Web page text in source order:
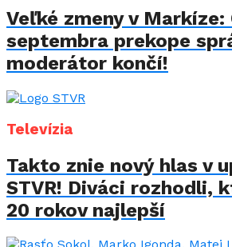
Veľké zmeny v Markíze:
septembra prekope
moderátor končí!
Televízia
Takto znie nový hlas v
STVR! Diváci rozhodli,
20 rokov najlepší